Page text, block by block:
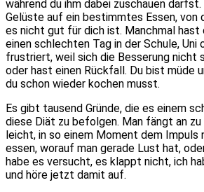
während du ihm dabei zuschauen
Gelüste auf ein bestimmtes Essen, von
es nicht gut für dich ist. Manchmal hast
einen schlechten Tag in der Schule, Uni
frustriert, weil sich die Besserung nicht
oder hast einen Rückfall. Du bist müde
du schon wieder kochen musst.
Es gibt tausend Gründe, die es einem
diese Diät zu befolgen. Man fängt an
leicht, in so einem Moment dem Impuls
essen, worauf man gerade Lust hat,
habe es versucht, es klappt nicht, ich
und höre jetzt damit auf.